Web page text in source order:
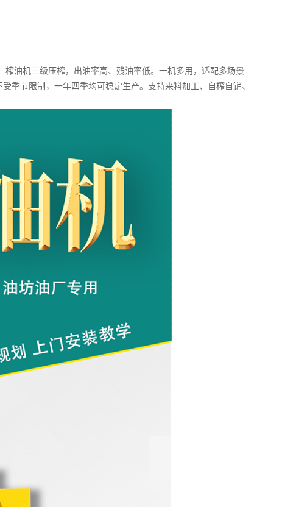
油机三级压榨，出油率高、残油率低。一机多用，适配多场景
季节限制，一年四季均可稳定生产。支持来料加工、自榨自销、